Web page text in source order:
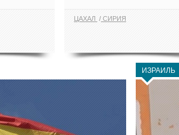
ЦАХАЛ СИРИЯ
ИЗРАИЛЬ